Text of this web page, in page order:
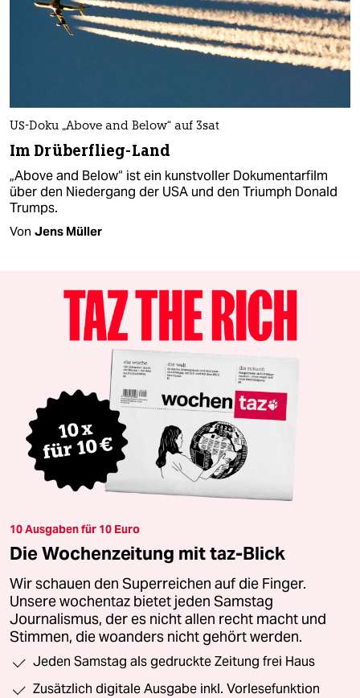
US-Doku „Above and Below“ auf 3sat
Im Drüberflieg-Land
„Above and Below“ ist ein kunstvoller Dokumentarfilm
über den Niedergang der USA und den Triumph Donald
Trumps.
Von Jens Müller
10 Ausgaben für 10 Euro
Die Wochenzeitung mit taz-Blick
Wir schauen den Superreichen auf die Finger.
Unsere wochentaz bietet jeden Samstag
Journalismus, der es nicht allen recht macht und
Stimmen, die woanders nicht gehört werden.
Jeden Samstag als gedruckte Zeitung frei Haus
Zusätzlich digitale Ausgabe inkl. Vorlesefunktion